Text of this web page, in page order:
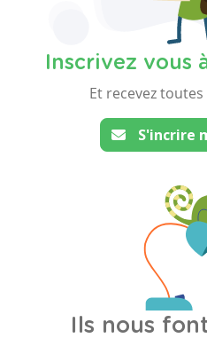
Inscrivez vous
Et recevez
S'incrire
Ils nous